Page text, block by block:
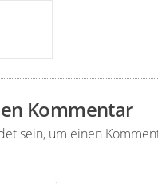
Kommentar
sein, um einen